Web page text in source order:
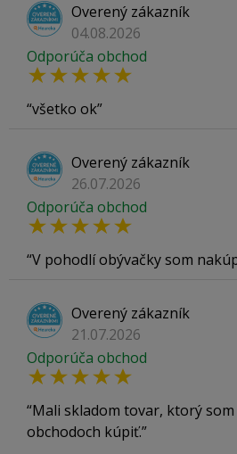
Overený zákazník
04.08.2026
Odporúča obchod
všetko ok
Overený zákazník
26.07.2026
Odporúča obchod
V pohodlí obývačky som
Overený zákazník
21.07.2026
Odporúča obchod
Mali skladom tovar, ktorý som
obchodoch kúpiť.